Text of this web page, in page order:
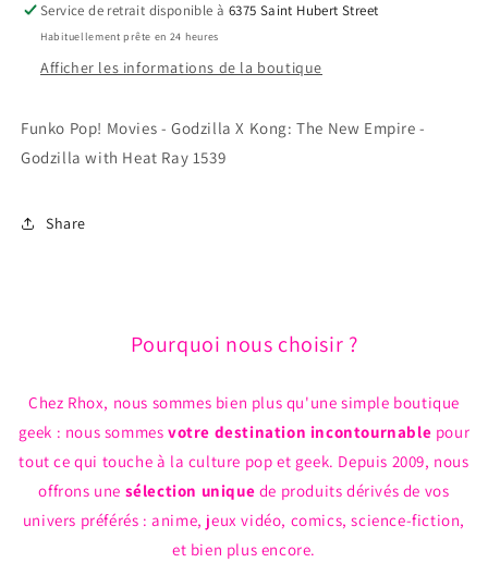
The
New
Empire
with
Heat
The
New
Empire
with
Heat
Service de retrait disponible à 6375 Saint Hubert Street
Habituellement prête en 24 heures
Afficher les informations de la boutique
Funko Pop! Movies - Godzilla X Kong: The New Empire -
Godzilla with Heat Ray 1539
Share
Pourquoi nous choisir ?
Chez Rhox, nous sommes bien plus qu'une simple boutique
geek : nous sommesvotre destination incontournable pour
tout ce qui touche à la culture pop et geek. Depuis 2009, nous
offrons une sélection unique de produits dérivés de vos
univers préférés : anime, jeux vidéo, comics, science-fiction,
et bien plus encore.